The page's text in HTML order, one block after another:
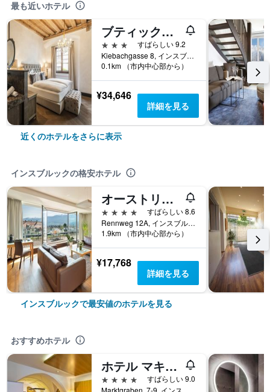
最も近いホテル
ブティックホテル・ヴァイセス・レッスル
3つ星
すばらしい 9.2
Kiebachgasse 8, インスブルック, チロル州, オーストリア
0.1km （市内中心部から）
¥34,646
詳細を見る
近くのホテルをさらに表示
インスブルックの格安ホテル
オーストリア トレンド ホテル コングレス インスブルック
4つ星
すばらしい 8.6
Rennweg 12A, インスブルック, チロル州, オーストリア
1.9km （市内中心部から）
¥17,768
詳細を見る
インスブルックで最安値のホテルを見る
おすすめホテル
ホテル マキシミリアン - シュタットハウス ペンツ
4つ星
すばらしい 9.0